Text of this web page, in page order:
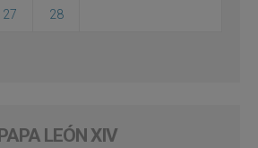
27 28
PAPA LEÓN XIV